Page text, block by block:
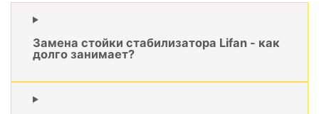
Замена стойки стабилизатора Lifan - как
долго занимает?